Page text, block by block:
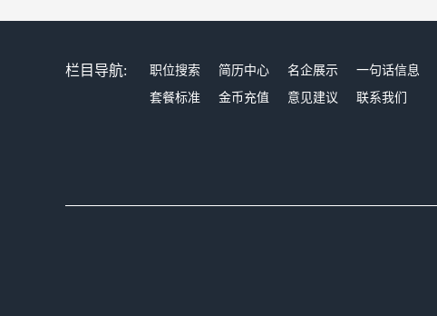
栏目导航: 职位搜索 简历中心 名企展示 一句话信息
套餐标准
金币充值 意见建议 联系我们